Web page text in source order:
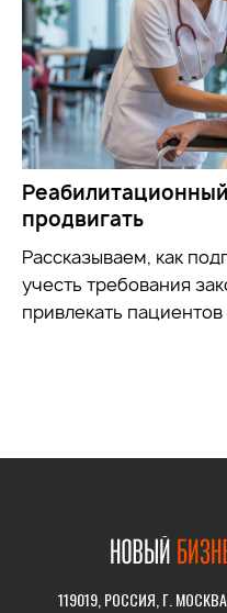
продвигать
Рассказываем, как
учесть требования
привлекать пациентов
119019, РОССИЯ, Г.